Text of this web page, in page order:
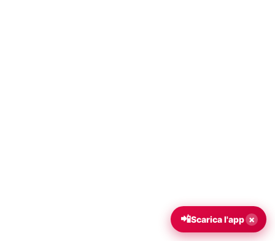
📲Scarica l'app ×